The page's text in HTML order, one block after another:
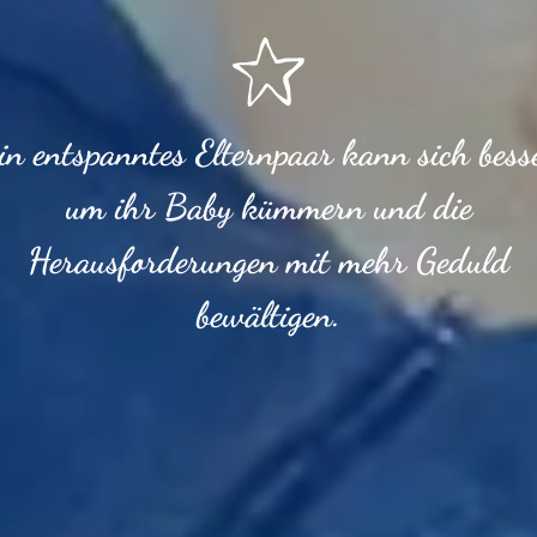
entspanntes Elternpaar kann sich
um ihr Baby kümmern und die
Herausforderungen mit mehr Geduld
bewältigen.